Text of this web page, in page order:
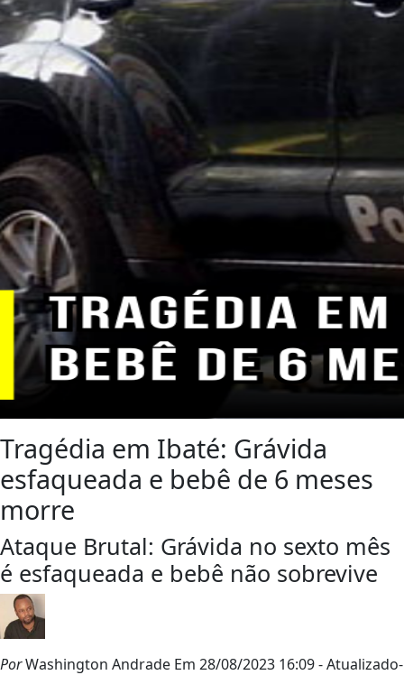
Tragédia em Ibaté: Grávida
esfaqueada e bebê de 6 meses
morre
Ataque Brutal: Grávida no sexto mês
é esfaqueada e bebê não sobrevive
PorWashington Andrade Em 28/08/2023 16:09- Atualizado-